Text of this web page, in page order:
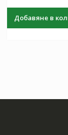
Добавяне в